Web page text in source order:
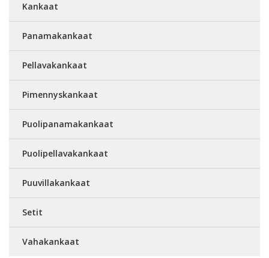
Kankaat
Panamakankaat
Pellavakankaat
Pimennyskankaat
Puolipanamakankaat
Puolipellavakankaat
Puuvillakankaat
Setit
Vahakankaat